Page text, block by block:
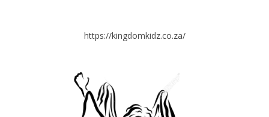
https://kingdomkidz.co.za/